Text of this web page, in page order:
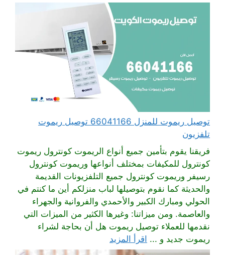
توصيل ريموت للمنزل 66041166 توصيل ريموت
تلفزيون
فريقنا يقوم بتأمين جميع أنواع الريموت كونترول ريموت
كونترول للمكيفات بمختلف أنواعها وريموت كونترول
رسيفر وريموت كونترول جميع التلفزيونات القديمة
والحديثة كما نقوم بتوصيلها لباب منزلكم أين ما كنتم في
الحولي ومبارك الكبير والأحمدي والفروانية والجهراء
والعاصمة. ومن ميزاتنا: وغيرها الكثير من الميزات التي
نقدمها للعملاء توصيل ريموت هل أن بحاجة لشراء
ريموت جديد و ... اقرأ المزيد